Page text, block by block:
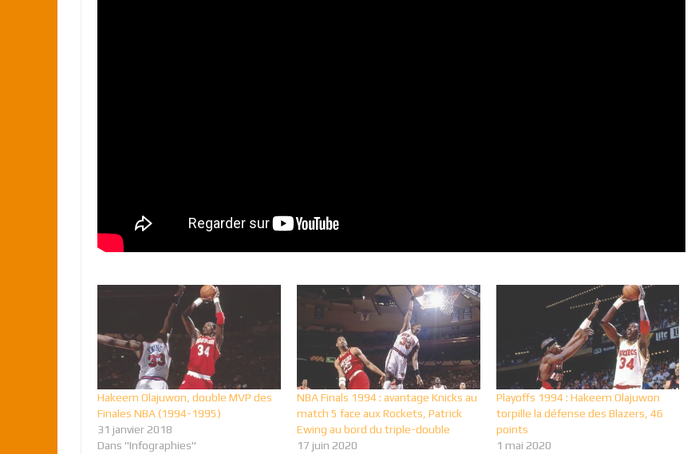
Hakeem Olajuwon, double MVP des
Finales NBA (1994-1995)
31 janvier 2018
Dans "Infographies"
NBA Finals 1994 : avantage Knicks au
match 5 face aux Rockets, Patrick
Ewing au bord du triple-double
17 juin 2020
Playoffs 1994 : Hakeem Olajuwon
torpille la défense des Blazers, 46
points
1 mai 2020